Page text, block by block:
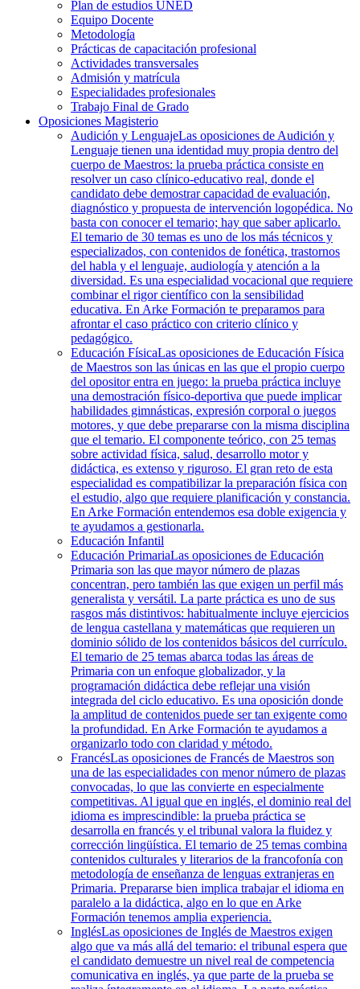
Plan de estudios UNED
Equipo Docente
Metodología
Prácticas de capacitación profesional
Actividades transversales
Admisión y matrícula
Especialidades profesionales
Trabajo Final de Grado
Oposiciones Magisterio
Audición y LenguajeLas oposiciones de Audición y
Lenguaje tienen una identidad muy propia dentro del
cuerpo de Maestros: la prueba práctica consiste en
resolver un caso clínico-educativo real, donde el
candidato debe demostrar capacidad de evaluación,
diagnóstico y propuesta de intervención logopédica. No
basta con conocer el temario; hay que saber aplicarlo.
El temario de 30 temas es uno de los más técnicos y
especializados, con contenidos de fonética, trastornos
del habla y el lenguaje, audiología y atención a la
diversidad. Es una especialidad vocacional que requiere
combinar el rigor científico con la sensibilidad
educativa. En Arke Formación te preparamos para
afrontar el caso práctico con criterio clínico y
pedagógico.
Educación FísicaLas oposiciones de Educación Física
de Maestros son las únicas en las que el propio cuerpo
del opositor entra en juego: la prueba práctica incluye
una demostración físico-deportiva que puede implicar
habilidades gimnásticas, expresión corporal o juegos
motores, y que debe prepararse con la misma disciplina
que el temario. El componente teórico, con 25 temas
sobre actividad física, salud, desarrollo motor y
didáctica, es extenso y riguroso. El gran reto de esta
especialidad es compatibilizar la preparación física con
el estudio, algo que requiere planificación y constancia.
En Arke Formación entendemos esa doble exigencia y
te ayudamos a gestionarla.
Educación Infantil
Educación PrimariaLas oposiciones de Educación
Primaria son las que mayor número de plazas
concentran, pero también las que exigen un perfil más
generalista y versátil. La parte práctica es uno de sus
rasgos más distintivos: habitualmente incluye ejercicios
de lengua castellana y matemáticas que requieren un
dominio sólido de los contenidos básicos del currículo.
El temario de 25 temas abarca todas las áreas de
Primaria con un enfoque globalizador, y la
programación didáctica debe reflejar una visión
integrada del ciclo educativo. Es una oposición donde
la amplitud de contenidos puede ser tan exigente como
la profundidad. En Arke Formación te ayudamos a
organizarlo todo con claridad y método.
FrancésLas oposiciones de Francés de Maestros son
una de las especialidades con menor número de plazas
convocadas, lo que las convierte en especialmente
competitivas. Al igual que en inglés, el dominio real del
idioma es imprescindible: la prueba práctica se
desarrolla en francés y el tribunal valora la fluidez y
corrección lingüística. El temario de 25 temas combina
contenidos culturales y literarios de la francofonía con
metodología de enseñanza de lenguas extranjeras en
Primaria. Prepararse bien implica trabajar el idioma en
paralelo a la didáctica, algo en lo que en Arke
Formación tenemos amplia experiencia.
InglésLas oposiciones de Inglés de Maestros exigen
algo que va más allá del temario: el tribunal espera que
el candidato demuestre un nivel real de competencia
comunicativa en inglés, ya que parte de la prueba se